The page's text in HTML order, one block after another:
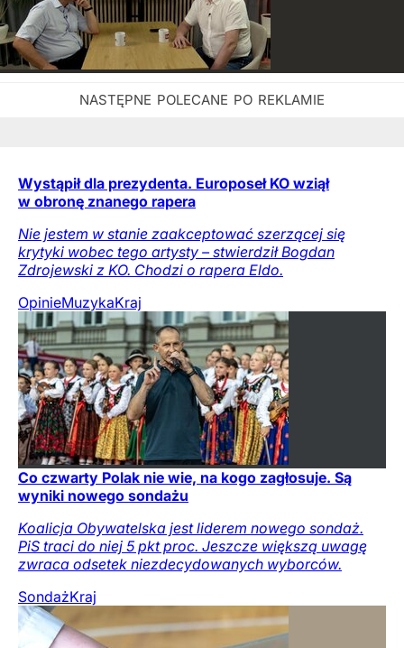
Wystąpił dla prezydenta. Europoseł KO wziął
w obronę znanego rapera
Nie jestem w stanie zaakceptować szerzącej się
krytyki wobec tego artysty – stwierdził Bogdan
Zdrojewski z KO. Chodzi o rapera Eldo.
OpinieMuzykaKraj
Co czwarty Polak nie wie, na kogo zagłosuje. Są
wyniki nowego sondażu
Koalicja Obywatelska jest liderem nowego sondaż.
PiS traci do niej 5 pkt proc. Jeszcze większą uwagę
zwraca odsetek niezdecydowanych wyborców.
SondażKraj